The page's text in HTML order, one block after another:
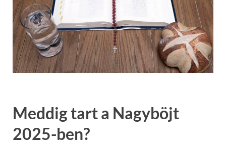
Meddig tart a Nagyböjt
2025-ben?